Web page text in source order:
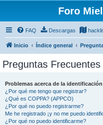
Foro
FAQ Descargas
Inicio Índice general
Preguntas Frecuentes
Problemas acerca de la
¿Por qué me tengo que registrar?
¿Qué es COPPA? (APPCO)
¿Por qué no puedo registrarme?
Me he registrado ¡y no me puedo
¿Por qué no puedo identificarme?